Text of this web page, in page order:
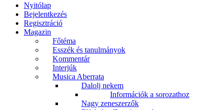
Nyitólap
Bejelentkezés
Regisztráció
Magazin
Főtéma
Esszék és tanulmányok
Kommentár
Interjúk
Musica Aberrata
Dalolj nekem
Információk a sorozathoz
Nagy zeneszerzők